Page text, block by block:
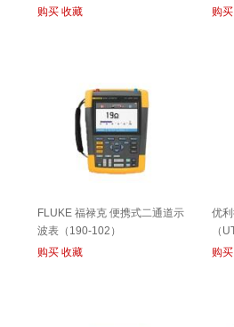
购买 收藏
购买
FLUKE 福禄克 便携式二通道示
波表（190-102）
购买 收藏
优
（
购买